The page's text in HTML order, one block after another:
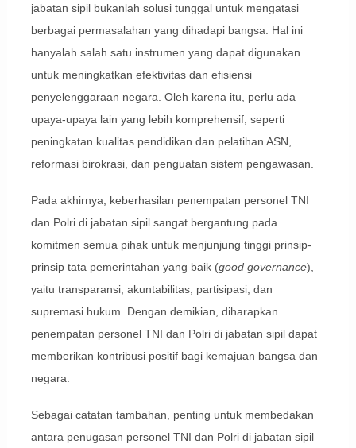
jabatan sipil bukanlah solusi tunggal untuk mengatasi
berbagai permasalahan yang dihadapi bangsa. Hal ini
hanyalah salah satu instrumen yang dapat digunakan
untuk meningkatkan efektivitas dan efisiensi
penyelenggaraan negara. Oleh karena itu, perlu ada
upaya-upaya lain yang lebih komprehensif, seperti
peningkatan kualitas pendidikan dan pelatihan ASN,
reformasi birokrasi, dan penguatan sistem pengawasan.
Pada akhirnya, keberhasilan penempatan personel TNI
dan Polri di jabatan sipil sangat bergantung pada
komitmen semua pihak untuk menjunjung tinggi prinsip-
prinsip tata pemerintahan yang baik (good governance),
yaitu transparansi, akuntabilitas, partisipasi, dan
supremasi hukum. Dengan demikian, diharapkan
penempatan personel TNI dan Polri di jabatan sipil dapat
memberikan kontribusi positif bagi kemajuan bangsa dan
negara.
Sebagai catatan tambahan, penting untuk membedakan
antara penugasan personel TNI dan Polri di jabatan sipil